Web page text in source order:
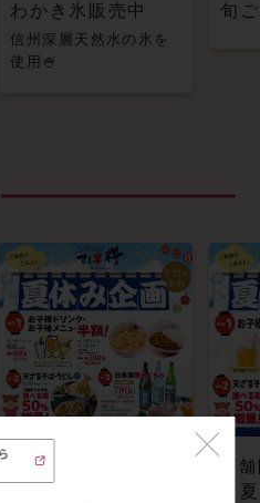
わかき氷販売中
信州深層天然水の氷を
使用🍧
旬
店舗限定
店
🎐